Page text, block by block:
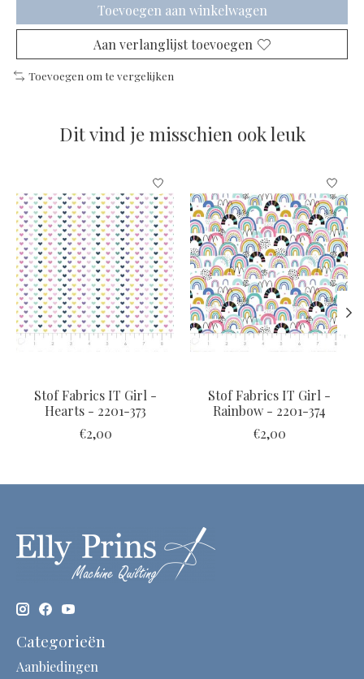
Toevoegen aan winkelwagen
Aan verlanglijst toevoegen
Toevoegen om te vergelijken
Dit vind je misschien ook leuk
Items van productcarrousel
Stof Fabrics IT Girl -
Hearts - 2201-373
€2,00
Stof Fabrics IT Girl -
Rainbow - 2201-374
€2,00
Categorieën
Aanbiedingen